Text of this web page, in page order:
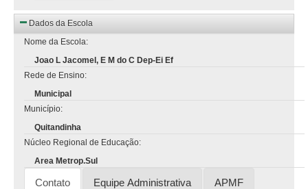
Dados da Escola
Nome da Escola:
Joao L Jacomel, E M do C Dep-Ei Ef
Rede de Ensino:
Municipal
Município:
Quitandinha
Núcleo Regional de Educação:
Area Metrop.Sul
Contato Equipe Administrativa APMF